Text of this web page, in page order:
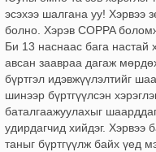
эсэхээ шалгана уу! Хэрвээ
болно. Хэрэв COPPA
Би 13 наснаас бага настай
авсан заавраа дагаж
бүртгэл идэвжүүлэлтийг
шинээр бүртгүүлсэн
баталгаажуулахыг
удирдагчид хийдэг. Хэрвээ
таныг бүртгүүлж байх үед